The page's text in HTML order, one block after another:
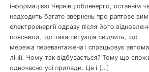
інформацією Чернівціобленерго, останнім
надходить багато звернень про раптове
електроенергії одразу після його
пояснили, що така ситуація свідчить, що
мережа перевантажена і спрацьовує
лінії. Чому так відбувається? Тому що
одночасно усі прилади. Це і […]